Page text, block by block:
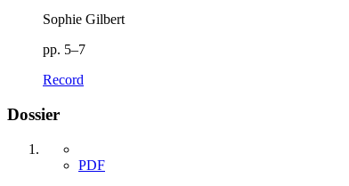
Sophie Gilbert
pp. 5–7
Record
Dossier
PDF